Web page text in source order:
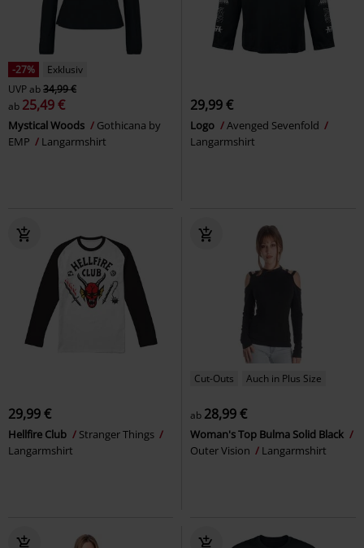
-27%
Exklusiv
UVPab34,99 €
ab 25,49 €
Mystical Woods
Gothicana by
EMP
Langarmshirt
29,99 €
Logo
Avenged Sevenfold
Langarmshirt
29,99 €
Hellfire Club
Stranger Things
Langarmshirt
Cut-Outs Auch in Plus Size
ab 28,99 €
Woman's Top Bulma Solid Black
Outer Vision
Langarmshirt